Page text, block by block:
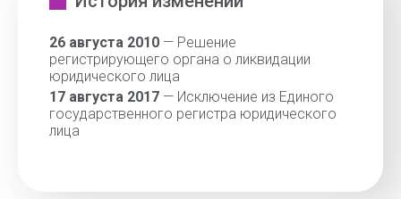
26 августа 2010 — Решение
регистрирующего органа о ликвидации
юридического лица
17 августа 2017 — Исключение из Единого
государственного регистра юридического
лица